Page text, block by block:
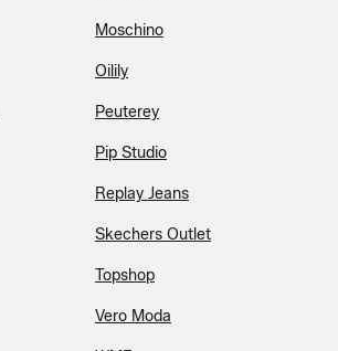
Moschino
Oilily
Peuterey
Pip Studio
Replay Jeans
Skechers Outlet
Topshop
Vero Moda